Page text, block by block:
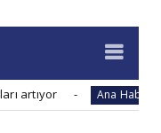
Ana Haber Global